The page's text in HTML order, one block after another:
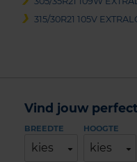
315/30R21 105V
Vind jouw
BREEDTE
kies
HOOGTE
kies